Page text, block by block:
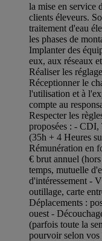
la mise en service
clients éleveurs.
traitement d'eau
les phases de
Implanter des
eux, aux réseaux
Réaliser les
Réceptionner le
l'utilisation et à
compte au
Respecter les
proposées : - CDI,
(35h + 4 Heures
Rémunération en
€ brut annuel
temps, mutuelle
d'intéressement -
outillage, carte
Déplacements :
ouest -
(parfois toute la
pourvoir selon